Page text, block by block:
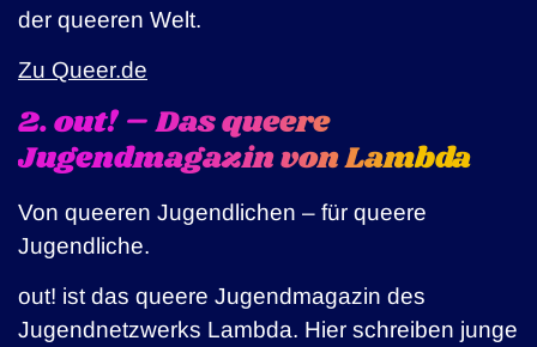
der queeren Welt.
Zu Queer.de
2. out! – Das queere
Jugendmagazin von Lambda
Von queeren Jugendlichen – für queere
Jugendliche.
out! ist das queere Jugendmagazin des
Jugendnetzwerks Lambda. Hier schreiben junge